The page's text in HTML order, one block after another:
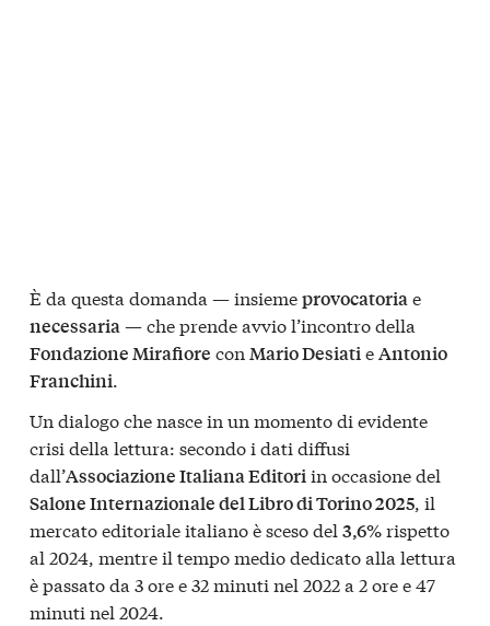
È da questa domanda — insiemeprovocatoriae
necessaria— che prende avvio l’incontro della
Fondazione Mirafiore con Mario DesiatieAntonio
Franchini.
Un dialogo che nasce in un momento di evidente
crisi della lettura: secondo i dati diffusi
dall’Associazione Italiana Editoriin occasione del
Salone Internazionale del Libro di Torino 2025, il
mercato editoriale italiano è sceso del 3,6%rispetto
al 2024, mentre il tempo medio dedicato alla lettura
è passato da 3 ore e 32 minuti nel 2022 a 2 ore e 47
minuti nel 2024.